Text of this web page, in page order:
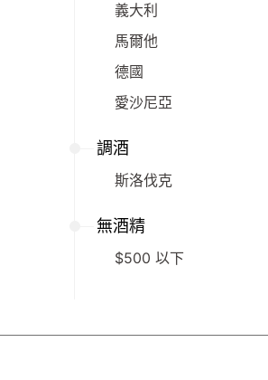
義大利
馬爾他
德國
愛沙尼亞
調酒
斯洛伐克
無酒精
$500 以下